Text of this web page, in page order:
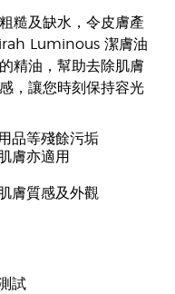
糙及缺水，令皮膚產
Luminous 潔膚油
精油，幫助去除肌膚
，讓您時刻保持容光
品等殘餘污垢
膚亦適用
膚質感及外觀
試